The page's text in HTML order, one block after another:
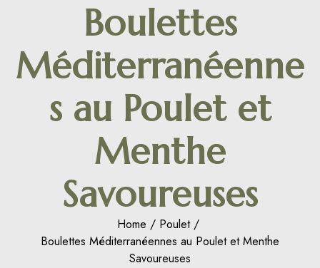
Boulettes
Méditerranéenne
s au Poulet et
Menthe
Savoureuses
Home
Poulet
Boulettes Méditerranéennes au Poulet et Menthe
Savoureuses